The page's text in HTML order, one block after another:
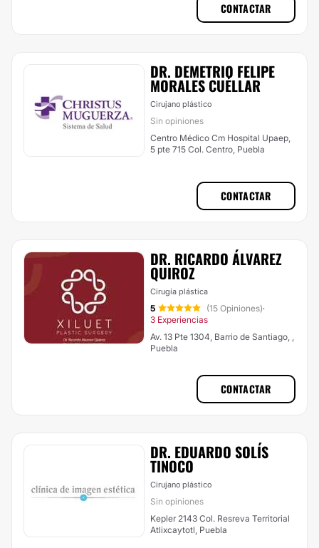
CONTACTAR
DR. DEMETRIO FELIPE
MORALES CUÉLLAR
Cirujano plástico
Sin opiniones
Centro Médico Cm Hospital Upaep,
5 pte 715 Col. Centro, Puebla
CONTACTAR
DR. RICARDO ÁLVAREZ
QUIROZ
Cirugía plástica
5 (15 Opiniones)·
3 Experiencias
Av. 13 Pte 1304, Barrio de Santiago, ,
Puebla
CONTACTAR
DR. EDUARDO SOLÍS
TINOCO
Cirujano plástico
Sin opiniones
Kepler 2143 Col. Resreva Territorial
Atlixcaytotl, Puebla